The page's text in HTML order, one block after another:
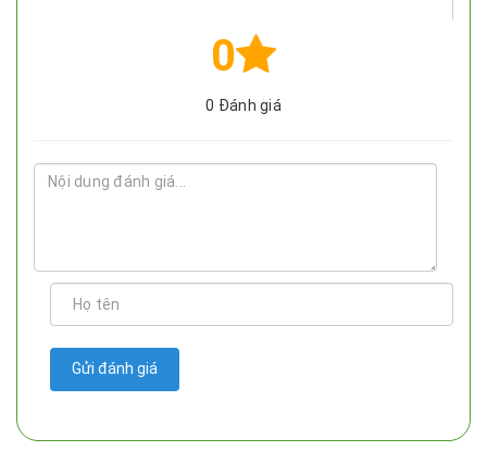
0
0 Đánh giá
Gửi đánh giá